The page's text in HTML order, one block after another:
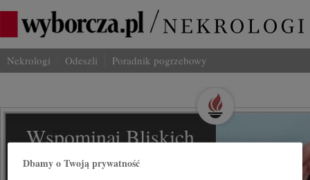
Nekrologi Odeszli Poradnik pogrzebowy
Wspominaj Bliskich
Na Odeszli.pl
Dbamy o Twoją prywatność